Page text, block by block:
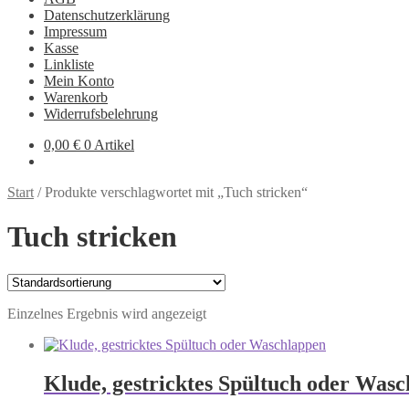
Datenschutzerklärung
Impressum
Kasse
Linkliste
Mein Konto
Warenkorb
Widerrufsbelehrung
0,00 € 0 Artikel
Start /Produkte verschlagwortet mit „Tuch stricken“
Tuch stricken
Einzelnes Ergebnis wird angezeigt
Klude, gestricktes Spültuch oder